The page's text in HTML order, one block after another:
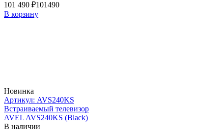
101 490 ₽101490
В корзину
Новинка
Артикул: AVS240KS
Встраиваемый телевизор
AVEL AVS240KS (Black)
В наличии